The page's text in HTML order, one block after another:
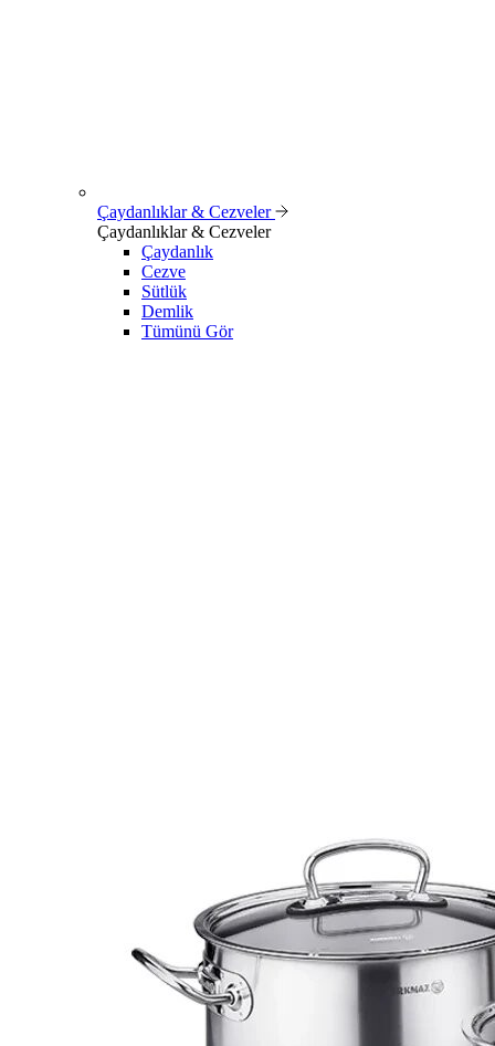
Çaydanlıklar & Cezveler
Çaydanlıklar & Cezveler
Çaydanlık
Cezve
Sütlük
Demlik
Tümünü Gör